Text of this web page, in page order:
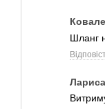
Шланг
Лариса